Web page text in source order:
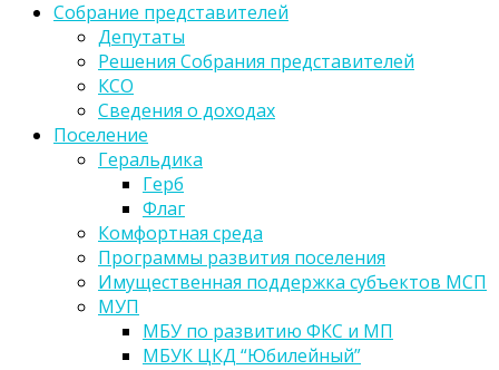
Собрание представителей
Депутаты
Решения Собрания представителей
КСО
Сведения о доходах
Поселение
Геральдика
Герб
Флаг
Комфортная среда
Программы развития поселения
Имущественная поддержка субъектов МСП
МУП
МБУ по развитию ФКС и МП
МБУК ЦКД “Юбилейный”